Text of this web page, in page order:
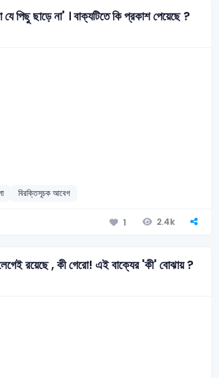
পিছু ছাড়ে না' । বাক্যটিতে কি প্রকাশ পেয়েছে ?
বিরক্তিসূচক আবেগ
1 2.4k
রয়েছে , কী গেরাে! এই বাক্যের 'কী' বোঝায় ?